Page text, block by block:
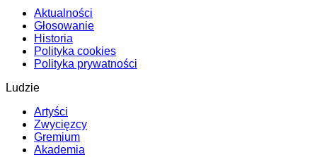
Aktualności
Głosowanie
Historia
Polityka cookies
Polityka prywatności
Ludzie
Artyści
Zwycięzcy
Gremium
Akademia